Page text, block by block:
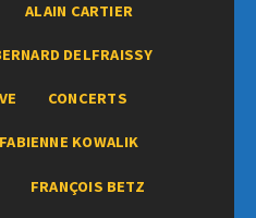
ALAIN CARTIER
DELFRAISSY
CONCERTS
FABIENNE KOWALIK
FRANÇOIS BETZ